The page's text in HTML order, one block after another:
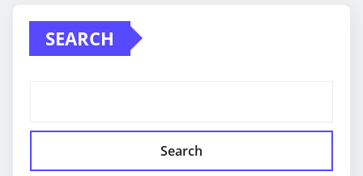
SEARCH
Search